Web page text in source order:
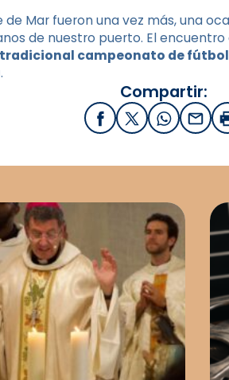
de Mar fueron una vez más, una
de nuestro puerto. El
campeonato de
.
Compartir:
FacebookX / TwitterEmail